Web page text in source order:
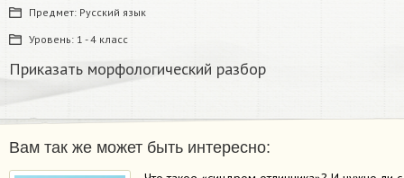
Предмет: Русский язык
Уровень: 1 - 4 класс
Приказать морфологический разбор
Вам так же может быть интересно: